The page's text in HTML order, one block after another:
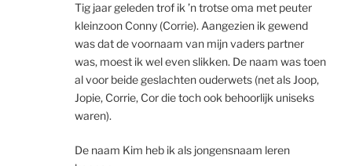
Tig jaar geleden trof ik ’n trotse oma met peuter
kleinzoon Conny (Corrie). Aangezien ik gewend
was dat de voornaam van mijn vaders partner
was, moest ik wel even slikken. De naam was toen
al voor beide geslachten ouderwets (net als Joop,
Jopie, Corrie, Cor die toch ook behoorlijk uniseks
waren).
De naam Kim heb ik als jongensnaam leren